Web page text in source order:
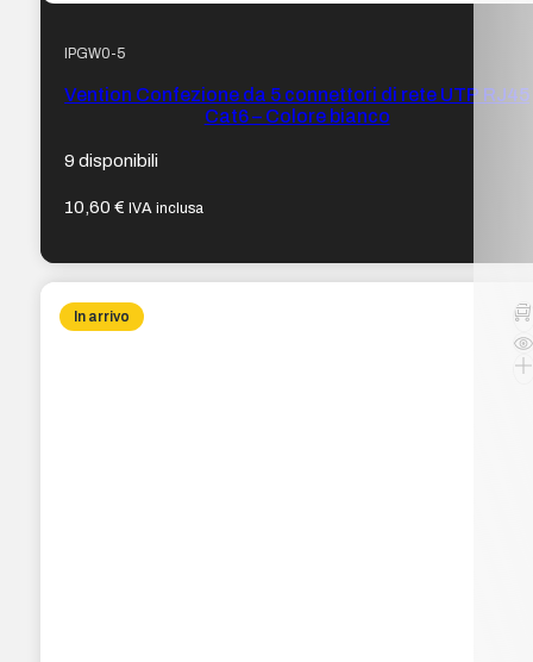
IPGW0-5
Vention Confezione da 5 connettori di rete UTP RJ45
Cat6 – Colore bianco
9 disponibili
10,60€ IVA inclusa
In arrivo